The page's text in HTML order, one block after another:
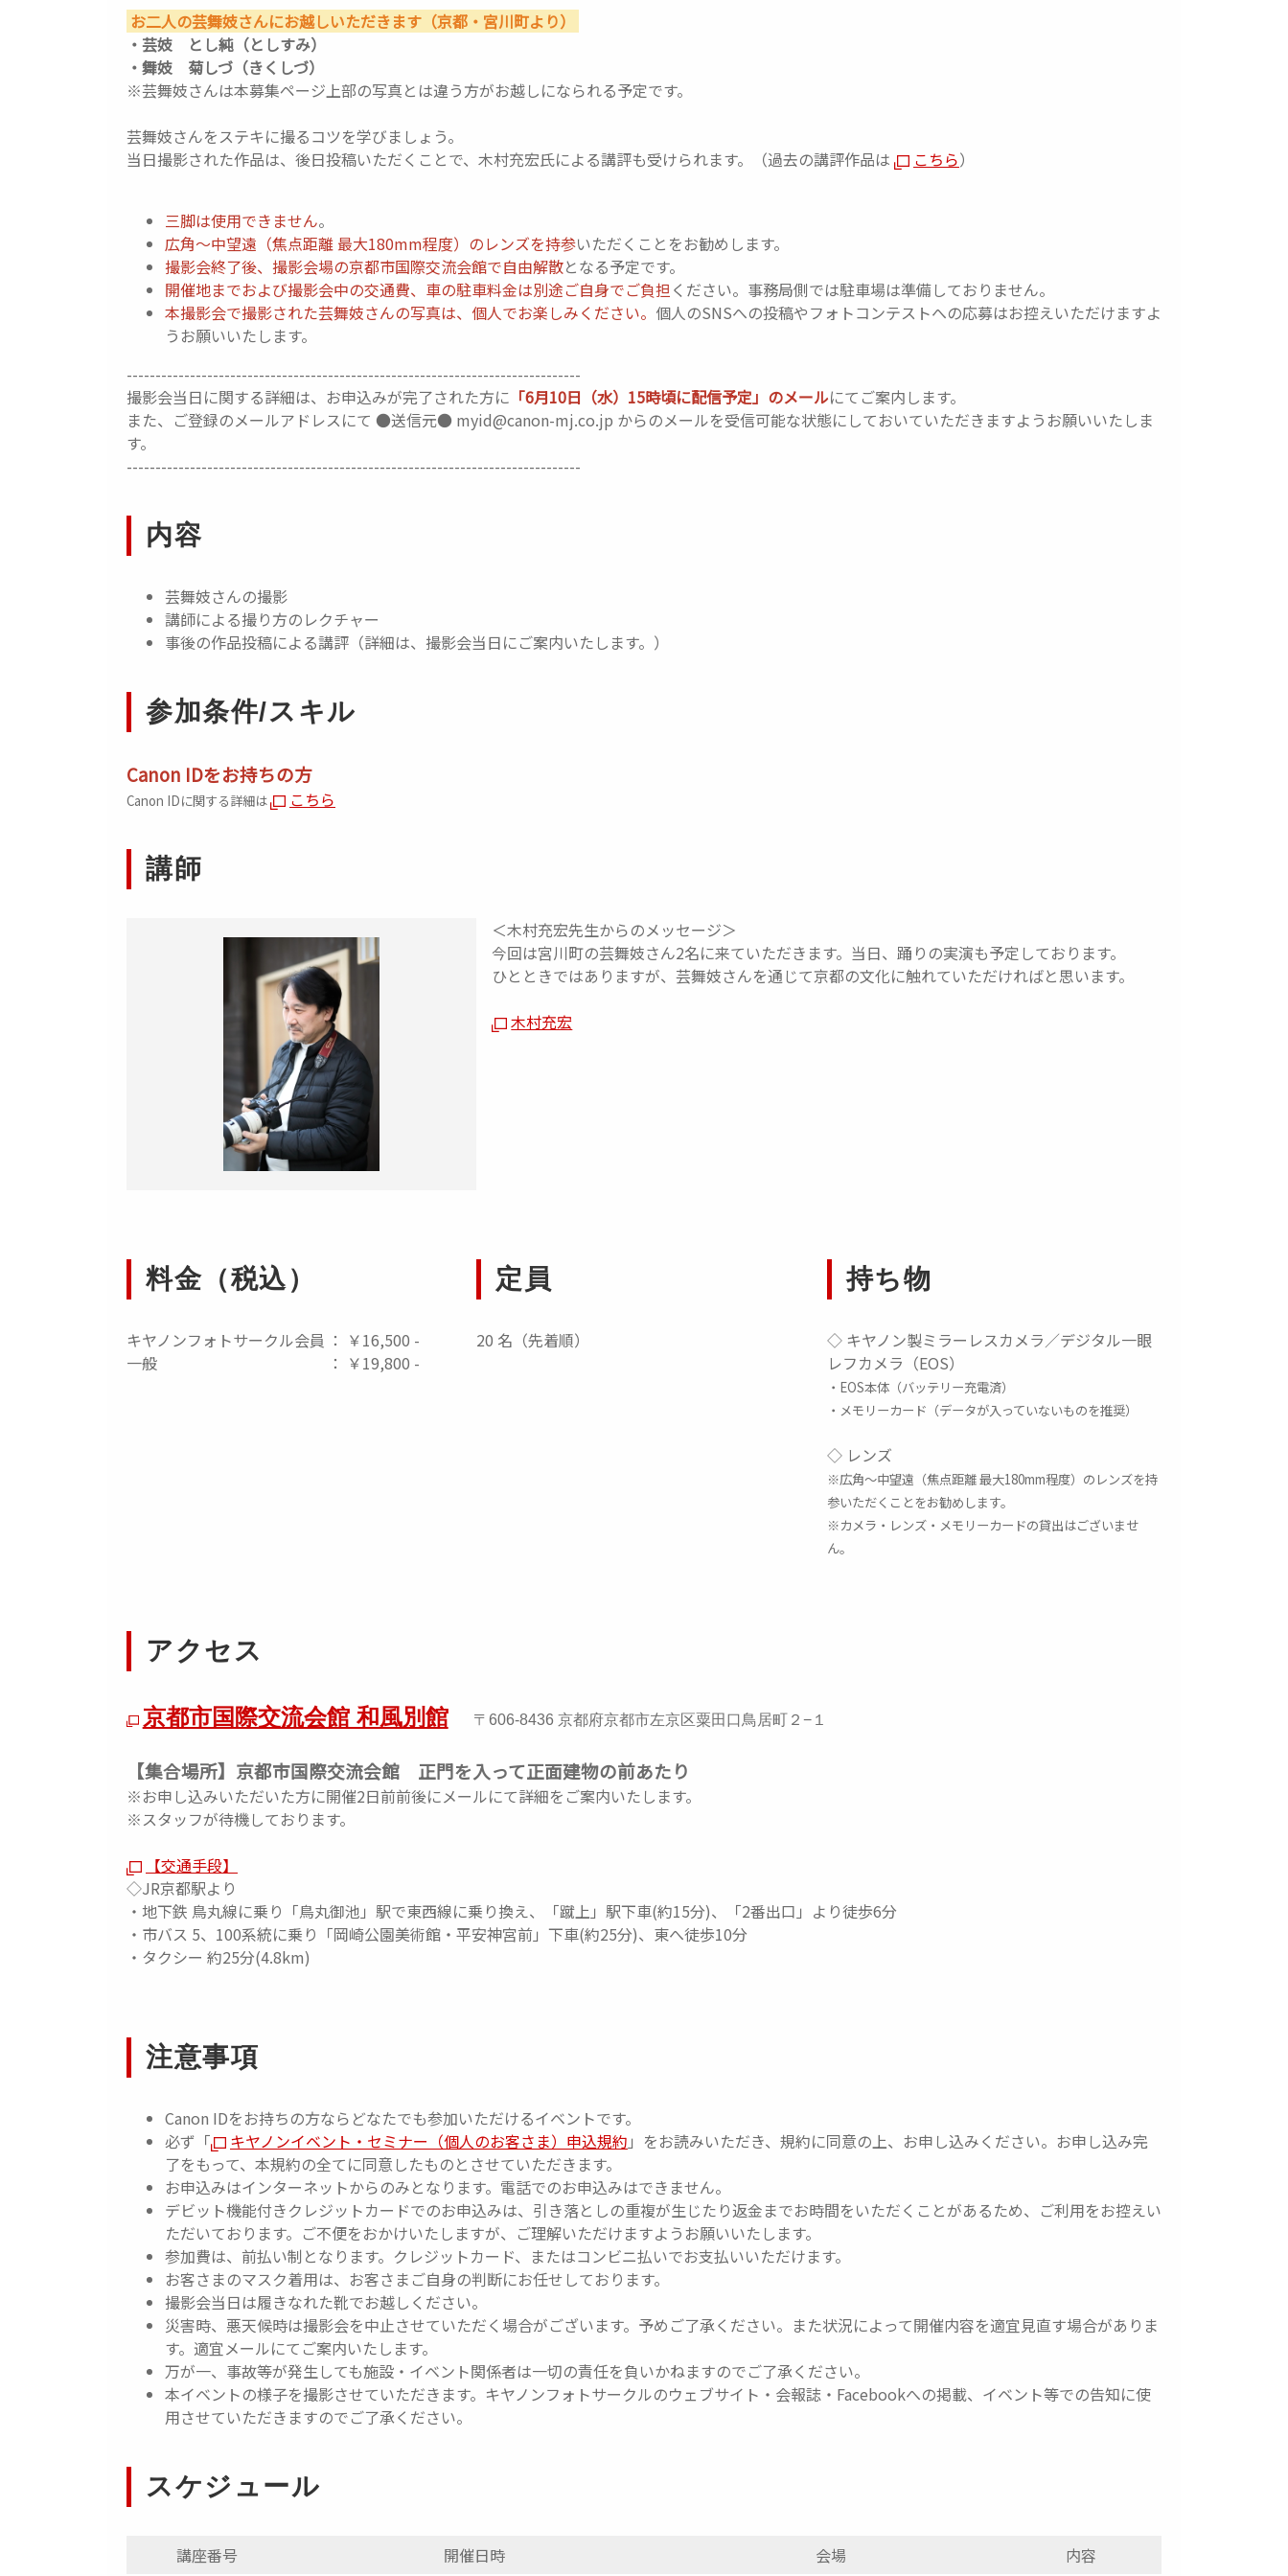
お二人の芸舞妓さんにお越しいただきます（京都・宮川町より）
・芸妓 とし純（としすみ）
・舞妓 菊しづ（きくしづ）
※芸舞妓さんは本募集ページ上部の写真とは違う方がお越しになられる予定です。
芸舞妓さんをステキに撮るコツを学びましょう。
当日撮影された作品は、後日投稿いただくことで、木村充宏氏による講評も受けられます。（過去の講評作品は
こちら）
三脚は使用できません。
広角～中望遠（焦点距離 最大180mm程度）のレンズを持参いただくことをお勧めします。
撮影会終了後、撮影会場の京都市国際交流会館で自由解散となる予定です。
開催地までおよび撮影会中の交通費、車の駐車料金は別途ご自身でご負担ください。事務局側では駐車場は準備しておりません。
本撮影会で撮影された芸舞妓さんの写真は、個人でお楽しみください。 個人のSNSへの投稿やフォトコンテストへの応募はお控えいただけますよ
うお願いいたします。
-------------------------------------------------------------------------------
撮影会当日に関する詳細は、お申込みが完了された方に 「6月10日（水）15時頃に配信予定」のメールにてご案内します。
また、ご登録のメールアドレスにて ●送信元● myid@canon-mj.co.jp からのメールを受信可能な状態にしておいていただきますようお願いいたしま
す。
-------------------------------------------------------------------------------
内容
芸舞妓さんの撮影
講師による撮り方のレクチャー
事後の作品投稿による講評（詳細は、撮影会当日にご案内いたします。）
参加条件/スキル
Canon IDをお持ちの方
Canon IDに関する詳細は こちら
講師
＜木村充宏先生からのメッセージ＞
今回は宮川町の芸舞妓さん2名に来ていただきます。当日、踊りの実演も予定しております。
ひとときではありますが、芸舞妓さんを通じて京都の文化に触れていただければと思います。
木村充宏
料金（税込）
キヤノンフォトサークル会員 ： ￥16,500 -
一般
： ￥19,800 -
定員
20 名（先着順）
持ち物
◇ キヤノン製ミラーレスカメラ／デジタル一眼
レフカメラ（EOS）
・EOS本体（バッテリー充電済）
・メモリーカード（データが入っていないものを推奨）
◇ レンズ
※広角～中望遠（焦点距離 最大180mm程度）のレンズを持
参いただくことをお勧めします。
※カメラ・レンズ・メモリーカードの貸出はございませ
ん。
アクセス
京都市国際交流会館 和風別館 〒606-8436 京都府京都市左京区粟田口鳥居町２−１
【集合場所】京都市国際交流会館 正門を入って正面建物の前あたり
※お申し込みいただいた方に開催2日前前後にメールにて詳細をご案内いたします。
※スタッフが待機しております。
【交通手段】
◇JR京都駅より
・地下鉄 鳥丸線に乗り「鳥丸御池」駅で東西線に乗り換え、「蹴上」駅下車(約15分)、「2番出口」より徒歩6分
・市バス 5、100系統に乗り「岡崎公園美術館・平安神宮前」下車(約25分)、東へ徒歩10分
・タクシー 約25分(4.8km)
注意事項
Canon IDをお持ちの方ならどなたでも参加いただけるイベントです。
必ず「
キヤノンイベント・セミナー（個人のお客さま）申込規約 」をお読みいただき、規約に同意の上、お申し込みください。お申し込み完
了をもって、本規約の全てに同意したものとさせていただきます。
お申込みはインターネットからのみとなります。電話でのお申込みはできません。
デビット機能付きクレジットカードでのお申込みは、引き落としの重複が生じたり返金までお時間をいただくことがあるため、ご利用をお控えい
ただいております。ご不便をおかけいたしますが、ご理解いただけますようお願いいたします。
参加費は、前払い制となります。クレジットカード、またはコンビニ払いでお支払いいただけます。
お客さまのマスク着用は、お客さまご自身の判断にお任せしております。
撮影会当日は履きなれた靴でお越しください。
災害時、悪天候時は撮影会を中止させていただく場合がございます。予めご了承ください。また状況によって開催内容を適宜見直す場合がありま
す。適宜メールにてご案内いたします。
万が一、事故等が発生しても施設・イベント関係者は一切の責任を負いかねますのでご了承ください。
本イベントの様子を撮影させていただきます。キヤノンフォトサークルのウェブサイト・会報誌・Facebookへの掲載、イベント等での告知に使
用させていただきますのでご了承ください。
スケジュール
講座番号 開催日時 会場 内容